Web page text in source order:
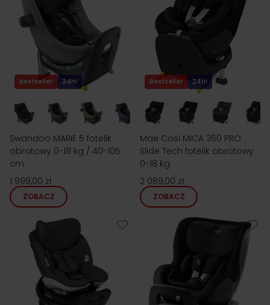
Bestseller 24h!
Swandoo MARIE 5 fotelik
obrotowy 0-18 kg / 40-105
cm
1 999,00 zł
ZOBACZ
Bestseller 24h!
Maxi Cosi MICA 360 PRO
Slide Tech fotelik obrotowy
0-18 kg
2 089,00 zł
ZOBACZ